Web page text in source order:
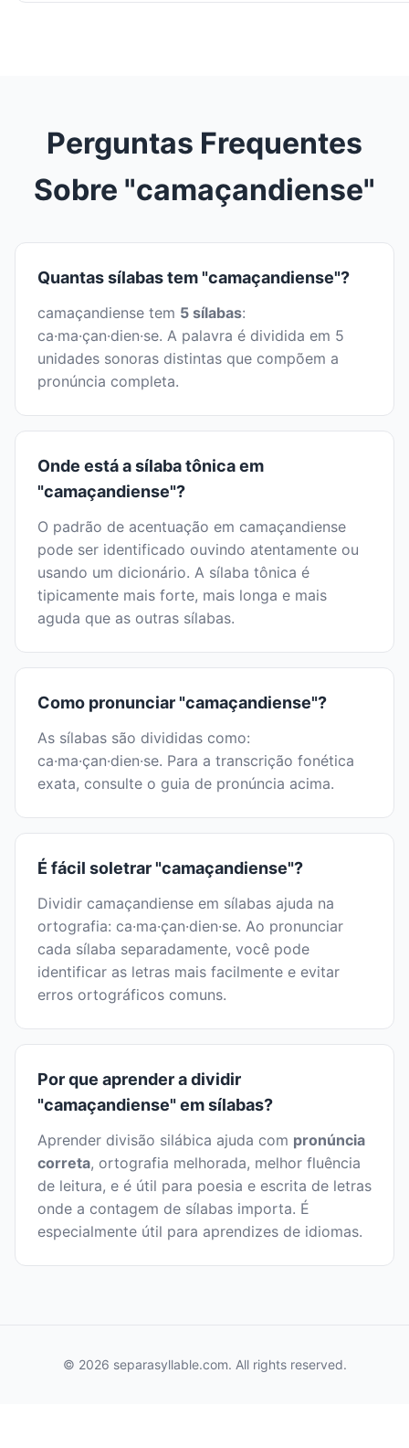
Perguntas Frequentes
Sobre "camaçandiense"
Quantas sílabas tem "camaçandiense"?
camaçandiense tem 5 sílabas:
ca·ma·çan·dien·se. A palavra é dividida em 5
unidades sonoras distintas que compõem a
pronúncia completa.
Onde está a sílaba tônica em
"camaçandiense"?
O padrão de acentuação em camaçandiense
pode ser identificado ouvindo atentamente ou
usando um dicionário. A sílaba tônica é
tipicamente mais forte, mais longa e mais
aguda que as outras sílabas.
Como pronunciar "camaçandiense"?
As sílabas são divididas como:
ca·ma·çan·dien·se. Para a transcrição fonética
exata, consulte o guia de pronúncia acima.
É fácil soletrar "camaçandiense"?
Dividir camaçandiense em sílabas ajuda na
ortografia: ca·ma·çan·dien·se. Ao pronunciar
cada sílaba separadamente, você pode
identificar as letras mais facilmente e evitar
erros ortográficos comuns.
Por que aprender a dividir
"camaçandiense" em sílabas?
Aprender divisão silábica ajuda com pronúncia
correta, ortografia melhorada, melhor fluência
de leitura, e é útil para poesia e escrita de letras
onde a contagem de sílabas importa. É
especialmente útil para aprendizes de idiomas.
© 2026 separasyllable.com. All rights reserved.